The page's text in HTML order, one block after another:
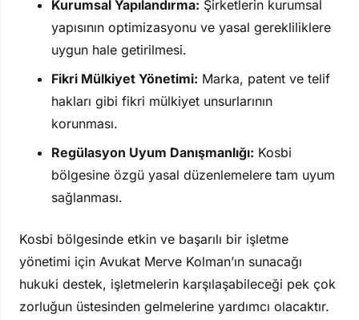
Kurumsal Yapılandırma: Şirketlerin kurumsal
yapısının optimizasyonu ve yasal gerekliliklere
uygun hale getirilmesi.
Fikri Mülkiyet Yönetimi: Marka, patent ve telif
hakları gibi fikri mülkiyet unsurlarının
korunması.
Regülasyon Uyum Danışmanlığı: Kosbi
bölgesine özgü yasal düzenlemelere tam uyum
sağlanması.
Kosbi bölgesinde etkin ve başarılı bir işletme
yönetimi için Avukat Merve Kolman’ın sunacağı
hukuki destek, işletmelerin karşılaşabileceği pek çok
zorluğun üstesinden gelmelerine yardımcı olacaktır.